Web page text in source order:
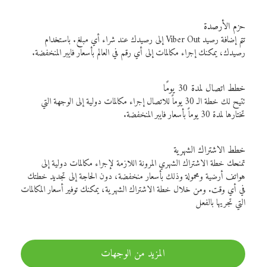
حزم الأرصدة
تتم إضافة رصيد Viber Out إلى رصيدك عند شراء أي مبلغ. باستخدام
رصيدك، يمكنك إجراء مكالمات إلى أي رقم في العالم بأسعار فايبر المنخفضة.
خطط اتصال لمدة 30 يومًا
تتيح لك خطة الـ 30 يوماً للاتصال إجراء مكالمات دولية إلى الوجهة التي
تختارها لمدة 30 يوماً بأسعار فايبر المنخفضة.
خطط الاشتراك الشهرية
تمنحك خطة الاشتراك الشهري المرونة اللازمة لإجراء مكالمات دولية إلى
هواتف أرضية ومحمولة وذلك بأسعار منخفضة، دون الحاجة إلى تجديد خطتك
في أي وقت. ومن خلال خطة الاشتراك الشهرية، يمكنك توفير أسعار المكالمات
التي تجريها بالفعل
المزيد من الوجهات